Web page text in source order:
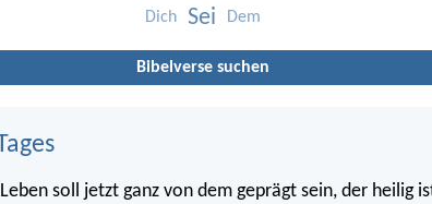
Dich Sei Dem
Bibelverse suchen
soll jetzt ganz von dem geprägt sein, der heilig